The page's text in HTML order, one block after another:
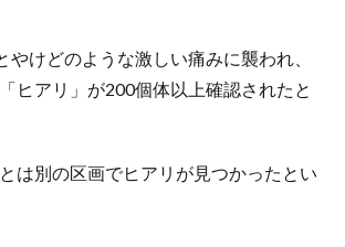
けどのような激しい痛みに襲われ、
ヒアリ」が200個体以上確認されたと
は別の区画でヒアリが見つかったとい